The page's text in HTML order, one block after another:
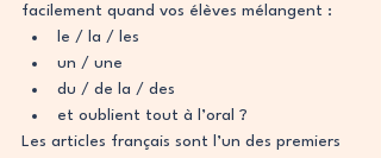
facilement quand vos élèves mélangent :
le / la / les
un / une
du / de la / des
et oublient tout à l’oral ?
Les articles français sont l’un des premiers